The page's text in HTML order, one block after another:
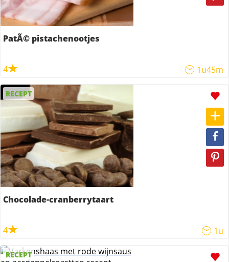
PatÃ© pistachenootjes
4 1u45m
RECEPT
Chocolade-cranberrytaart
4 1u
RECEPT